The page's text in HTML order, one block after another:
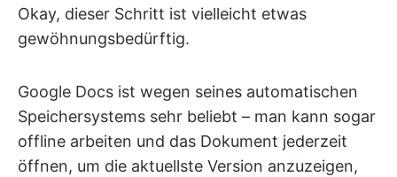
Okay, dieser Schritt ist vielleicht etwas
gewöhnungsbedürftig.
Google Docs ist wegen seines automatischen
Speichersystems sehr beliebt – man kann sogar
offline arbeiten und das Dokument jederzeit
öffnen, um die aktuellste Version anzuzeigen,